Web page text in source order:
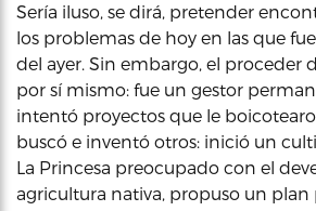
Sería iluso, se dirá, pretender
los problemas de hoy en las que
del ayer. Sin embargo, el proceder
por sí mismo: fue un gestor
intentó proyectos que le
buscó e inventó otros: inició un
La Princesa preocupado con el
agricultura nativa, propuso un plan